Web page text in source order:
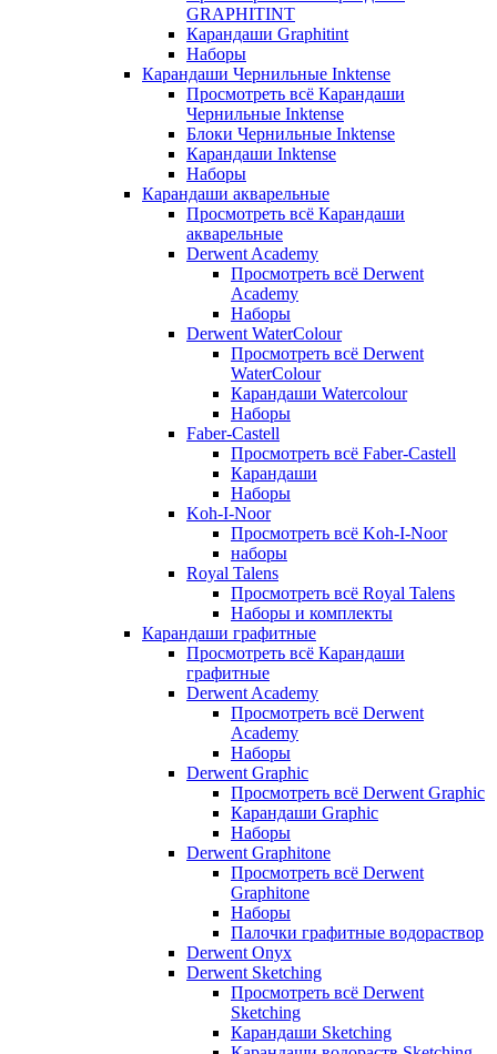
GRAPHITINT
Карандаши Graphitint
Наборы
Карандаши Чернильные Inktense
Просмотреть всё Карандаши
Чернильные Inktense
Блоки Чернильные Inktense
Карандаши Inktense
Наборы
Карандаши акварельные
Просмотреть всё Карандаши
акварельные
Derwent Academy
Просмотреть всё Derwent
Academy
Наборы
Derwent WaterColour
Просмотреть всё Derwent
WaterColour
Карандаши Watercolour
Наборы
Faber-Castell
Просмотреть всё Faber-Castell
Карандаши
Наборы
Koh-I-Noor
Просмотреть всё Koh-I-Noor
наборы
Royal Talens
Просмотреть всё Royal Talens
Наборы и комплекты
Карандаши графитные
Просмотреть всё Карандаши
графитные
Derwent Academy
Просмотреть всё Derwent
Academy
Наборы
Derwent Graphic
Просмотреть всё Derwent Graphic
Карандаши Graphic
Наборы
Derwent Graphitone
Просмотреть всё Derwent
Graphitone
Наборы
Палочки графитные водораствор
Derwent Onyx
Derwent Sketching
Просмотреть всё Derwent
Sketching
Карандаши Sketching